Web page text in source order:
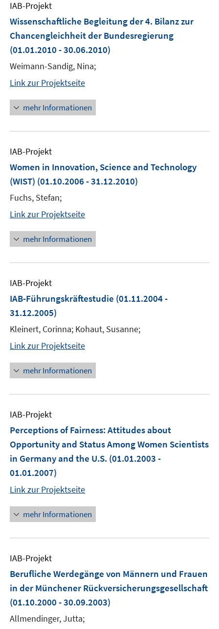
IAB-Projekt
Wissenschaftliche Begleitung der 4. Bilanz zur
Chancengleichheit der Bundesregierung
(01.01.2010 - 30.06.2010)
Weimann-Sandig, Nina;
Link zur Projektseite
mehr Informationen
IAB-Projekt
Women in Innovation, Science and Technology
(WIST) (01.10.2006 - 31.12.2010)
Fuchs, Stefan;
Link zur Projektseite
mehr Informationen
IAB-Projekt
IAB-Führungskräftestudie (01.11.2004 -
31.12.2005)
Kleinert, Corinna; Kohaut, Susanne;
Link zur Projektseite
mehr Informationen
IAB-Projekt
Perceptions of Fairness: Attitudes about
Opportunity and Status Among Women Scientists
in Germany and the U.S. (01.01.2003 -
01.01.2007)
Link zur Projektseite
mehr Informationen
IAB-Projekt
Berufliche Werdegänge von Männern und Frauen
in der Münchener Rückversicherungsgesellschaft
(01.10.2000 - 30.09.2003)
Allmendinger, Jutta;